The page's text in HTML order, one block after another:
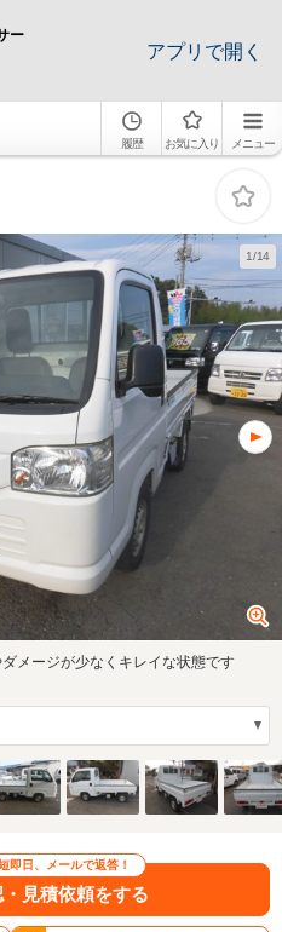
ー
アプリで開く
履歴 お気に入り メニュー
1/14
メージが少なくキレイな状態です
即日、メールで返答！
見積依頼をする